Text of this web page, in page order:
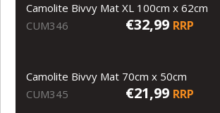
Camolite Bivvy Mat XL 100cm x 62cm
CUM346
€32,99 RRP
Camolite Bivvy Mat 70cm x 50cm
CUM345
€21,99 RRP